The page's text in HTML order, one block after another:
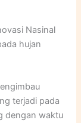
Nasinal
hujan
terjadi pada
dengan waktu